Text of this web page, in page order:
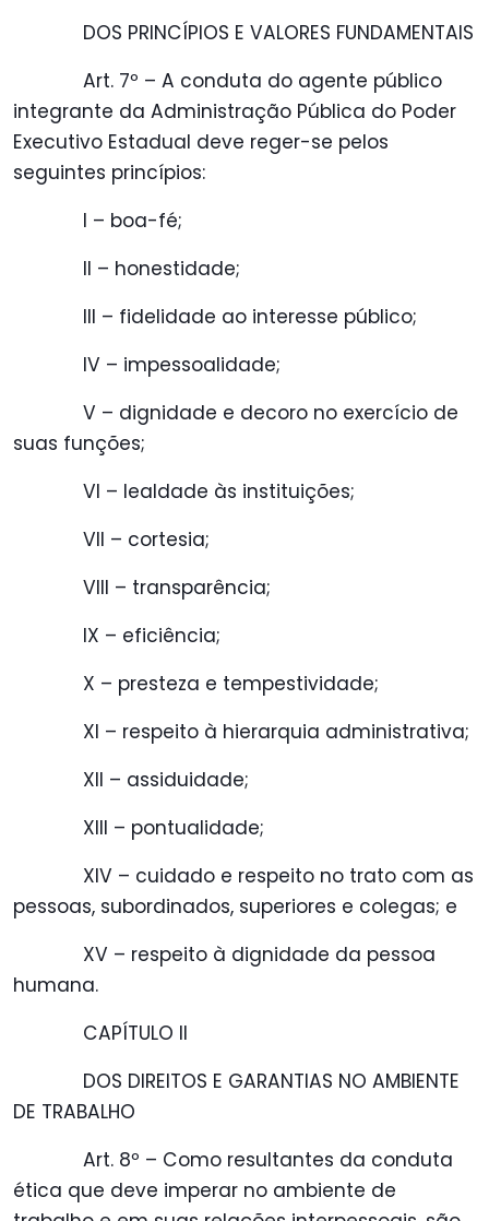
DOS PRINCÍPIOS E VALORES FUNDAMENTAIS
Art. 7º – A conduta do agente público
integrante da Administração Pública do Poder
Executivo Estadual deve reger-se pelos
seguintes princípios:
I – boa-fé;
II – honestidade;
III – fidelidade ao interesse público;
IV – impessoalidade;
V – dignidade e decoro no exercício de
suas funções;
VI – lealdade às instituições;
VII – cortesia;
VIII – transparência;
IX – eficiência;
X – presteza e tempestividade;
XI – respeito à hierarquia administrativa;
XII – assiduidade;
XIII – pontualidade;
XIV – cuidado e respeito no trato com as
pessoas, subordinados, superiores e colegas; e
XV – respeito à dignidade da pessoa
humana.
CAPÍTULO II
DOS DIREITOS E GARANTIAS NO AMBIENTE
DE TRABALHO
Art. 8º – Como resultantes da conduta
ética que deve imperar no ambiente de